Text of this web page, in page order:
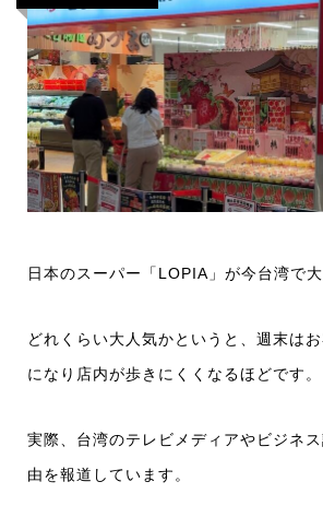
日本のスーパー「LOPIA」が今台湾で大
どれくらい大人気かというと、週末は
になり店内が歩きにくくなるほどです。
実際、台湾のテレビメディアやビジネ
由を報道しています。